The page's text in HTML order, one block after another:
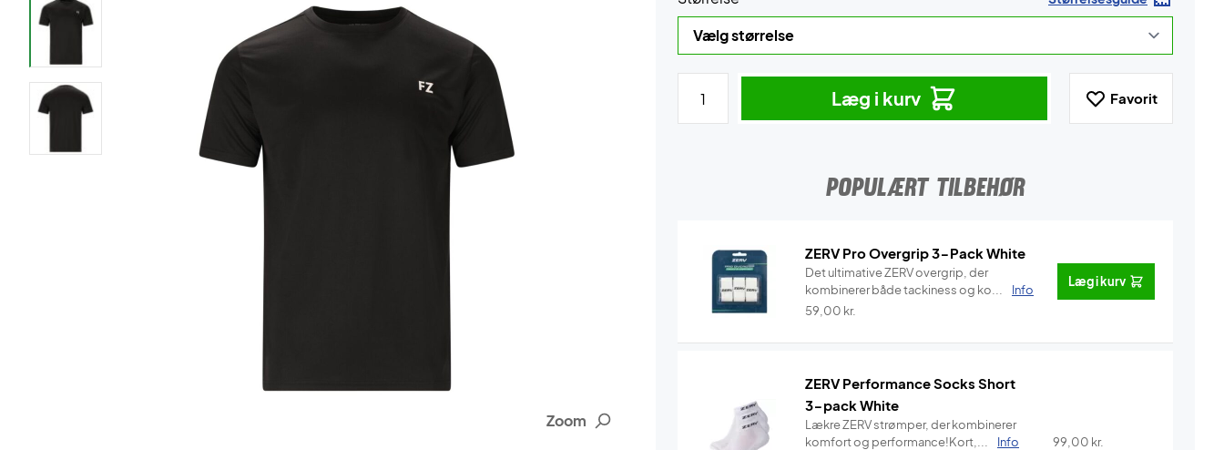
Zoom
Læg i kurv Favorit
POPULÆRT TILBEHØR
ZERV Pro Overgrip 3-Pack White
Det ultimative ZERV overgrip, der
kombinerer både tackiness og ko...
Info
59,00 kr.
Læg i kurv
ZERV Performance Socks Short
3-pack White
Lækre ZERV strømper, der kombinerer
komfort og performance!Kort,...
Info 99,00 kr.